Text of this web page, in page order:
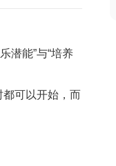
潜能”与“培养
都可以开始，而